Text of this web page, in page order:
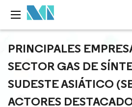
PRINCIPALES
SECTOR GAS DE
SUDESTE ASIÁTICO
ACTORES